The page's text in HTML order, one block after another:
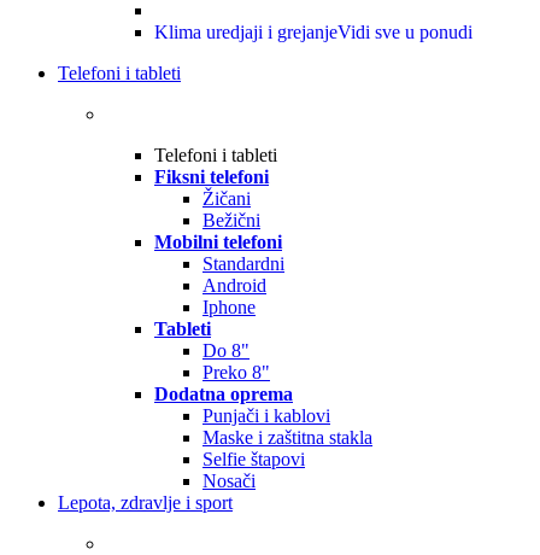
Klima uredjaji i grejanjeVidi sve u ponudi
Telefoni i tableti
Telefoni i tableti
Fiksni telefoni
Žičani
Bežični
Mobilni telefoni
Standardni
Android
Iphone
Tableti
Do 8"
Preko 8"
Dodatna oprema
Punjači i kablovi
Maske i zaštitna stakla
Selfie štapovi
Nosači
Lepota, zdravlje i sport